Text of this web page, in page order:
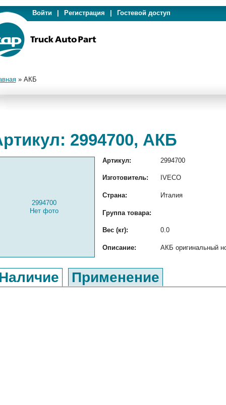
Войти Регистрация Гостевой доступ
» АКБ
2994700, АКБ
2994700
Нет фото
Артикул: 2994700
Изготовитель: IVECO
Страна: Италия
Группа товара:
Вес (кг): 0.0
Описание: АКБ оригинальный
Применение